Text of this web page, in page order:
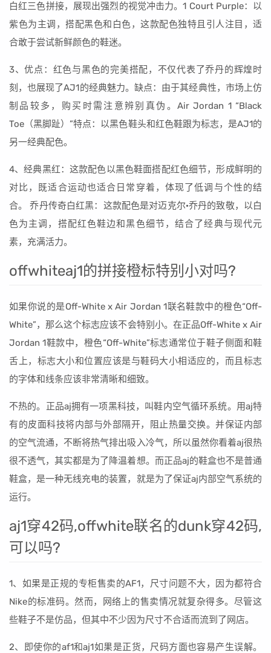
白红三色拼接，展现出强烈的视觉冲击力。1 Court Purple：以
紫色为主调，搭配黑色和白色，这款配色独特且引人注目，适
合敢于尝试新鲜颜色的鞋迷。
3、优点：红色与黑色的完美搭配，不仅代表了乔丹的辉煌时
刻，也展现了AJ1的经典魅力。缺点：由于其经典性，市场上仿
制品较多，购买时需注意辨别真伪。Air Jordan 1 “Black
Toe（黑脚趾）”特点：以黑色鞋头和红色鞋跟为标志，是AJ1的
另一经典配色。
4、经典黑红：这款配色以黑色鞋面搭配红色细节，形成鲜明的
对比，既适合运动也适合日常穿着，体现了低调与个性的结
合。 乔丹传奇白红黑：这款配色是对迈克尔·乔丹的致敬，以白
色为主调，搭配红色鞋边和黑色细节，结合了经典与现代元
素，充满活力。
offwhiteaj1的拼接橙标特别小对吗?
如果你说的是Off-White x Air Jordan 1联名鞋款中的橙色“Off-
White”，那么这个标志应该不会特别小。在正品Off-White x Air
Jordan 1鞋款中，橙色“Off-White”标志通常位于鞋子侧面和鞋
舌上，标志大小和位置应该是与鞋码大小相适应的，而且标志
的字体和线条应该非常清晰和细致。
不热的。正品aj拥有一项黑科技，叫鞋内空气循环系统。用aj特
有的皮面科技将内部与外部隔开，阻止热量交换。并保证内部
的空气流通，不断将热气排出吸入冷气，所以虽然你看着aj很热
很不透气，其实都是为了降温着想。而正品aj的鞋盒也不是普通
鞋盒，是一种无线充电的装置，就是为了保证aj内部空气系统的
运行。
aj1穿42码,offwhite联名的dunk穿42码,
可以吗?
1、如果是正规的专柜售卖的AF1，尺寸问题不大，因为都符合
Nike的标准码。然而，网络上的售卖情况就复杂得多。尽管这
些鞋子不是仿品，但其中不少因为尺寸不合适而流到了网店。
2、即使你的af1和aj1如果是正货，尺码方面也容易产生误解。